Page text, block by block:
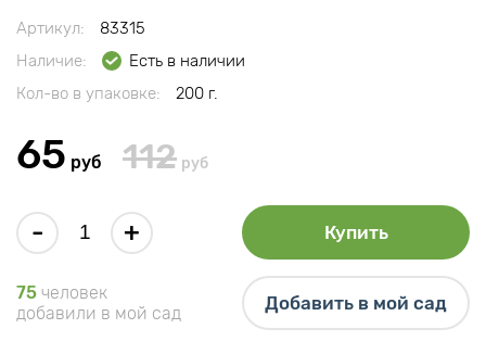
Артикул:
83315
Наличие:
Есть в наличии
Кол-во в упаковке:
200 г.
65 руб 112 руб
- + Купить
75 человек
добавили в мой сад
Добавить в мой сад